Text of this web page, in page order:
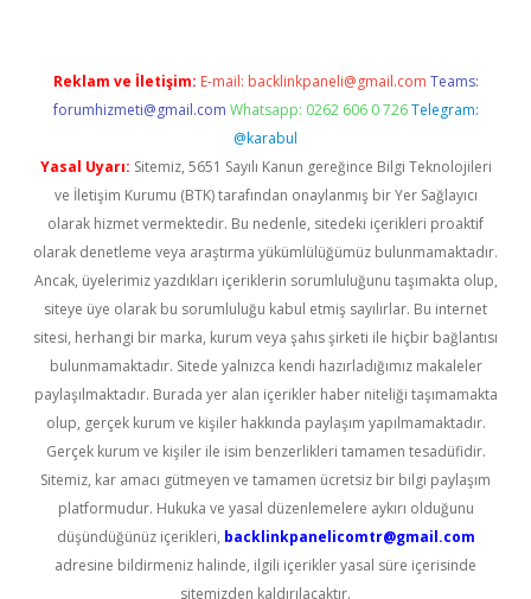
Reklam ve İletişim: E-mail: backlinkpaneli@gmail.com Teams:
forumhizmeti@gmail.com Whatsapp: 0262 606 0 726 Telegram:
@karabul
Yasal Uyarı: Sitemiz, 5651 Sayılı Kanun gereğince Bilgi Teknolojileri
ve İletişim Kurumu (BTK) tarafından onaylanmış bir Yer Sağlayıcı
olarak hizmet vermektedir. Bu nedenle, sitedeki içerikleri proaktif
olarak denetleme veya araştırma yükümlülüğümüz bulunmamaktadır.
Ancak, üyelerimiz yazdıkları içeriklerin sorumluluğunu taşımakta olup,
siteye üye olarak bu sorumluluğu kabul etmiş sayılırlar. Bu internet
sitesi, herhangi bir marka, kurum veya şahıs şirketi ile hiçbir bağlantısı
bulunmamaktadır. Sitede yalnızca kendi hazırladığımız makaleler
paylaşılmaktadır. Burada yer alan içerikler haber niteliği taşımamakta
olup, gerçek kurum ve kişiler hakkında paylaşım yapılmamaktadır.
Gerçek kurum ve kişiler ile isim benzerlikleri tamamen tesadüfidir.
Sitemiz, kar amacı gütmeyen ve tamamen ücretsiz bir bilgi paylaşım
platformudur. Hukuka ve yasal düzenlemelere aykırı olduğunu
düşündüğünüz içerikleri, backlinkpanelicomtr@gmail.com
adresine bildirmeniz halinde, ilgili içerikler yasal süre içerisinde
sitemizden kaldırılacaktır.